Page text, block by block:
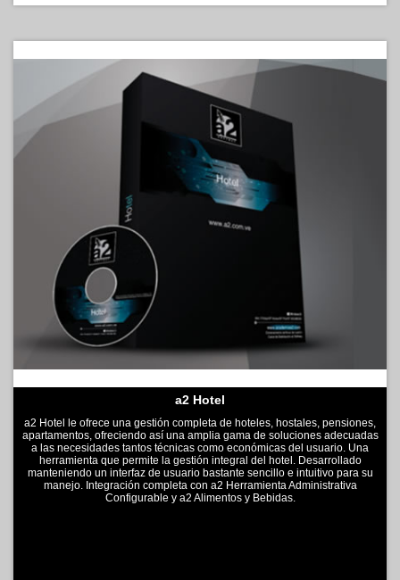
a2 Hotel
a2 Hotel le ofrece una gestión completa de hoteles, hostales, pensiones,
apartamentos, ofreciendo así una amplia gama de soluciones adecuadas
a las necesidades tantos técnicas como económicas del usuario. Una
herramienta que permite la gestión integral del hotel. Desarrollado
manteniendo un interfaz de usuario bastante sencillo e intuitivo para su
manejo. Integración completa con a2 Herramienta Administrativa
Configurable y a2 Alimentos y Bebidas.